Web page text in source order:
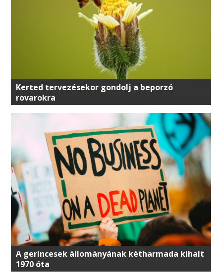
Kerted tervezésekor gondolj a beporzó
rovarokra
A gerincesek állományának kétharmada kihalt
1970 óta